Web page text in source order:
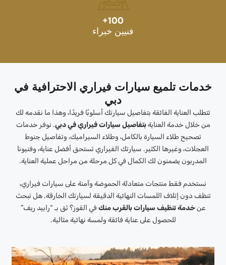
100
+
فنيين خبراء
خدمات تلميع سيارات فيراري الاحترافية في
دبي
تتطلب العناية الفائقة بتفاصيل سيارتك أسلوبًا فريدًا، وهذا ما نقدمه لك
من خلال خدمة العنايةبتفاصيل سيارات فيراري في دبي. نوفر خدمات
تصحيح طلاء السيارة بالكامل، وطلاء السيراميك، وتفاصيل جنوط
العجلات، وغيرها الكثير. سيارتك الفيراري تستحق أفضل عناية، وفنيونا
المدربون يضمنون لك الكمال في كل مرحلة من مراحل عملية العناية.
نستخدم فقط منتجات متعادلة الحموضة وآمنة على سيارات فيراري،
تنظف دون إتلاف اللمسات النهائية الدقيقة لسيارتك الخارقة. هل تبحث
عنخدمة تنظيف سيارات بالقرب منك في القوز؟ ثق بـ “رابيد ريف”
للحصول على عناية فائقة ولمسة نهائية مثالية.